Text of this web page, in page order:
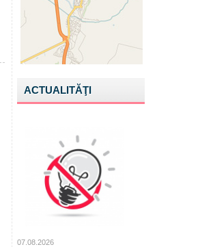
ACTUALITĂŢI
07.08.2026